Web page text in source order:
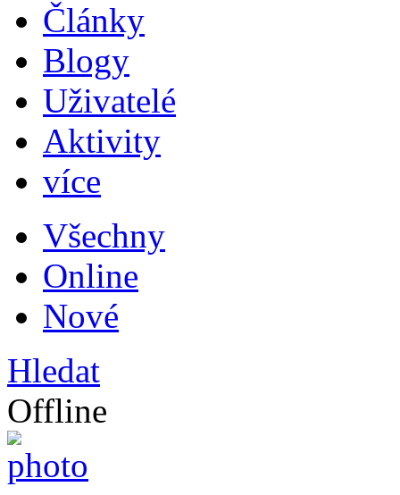
Články
Blogy
Uživatelé
Aktivity
více
Všechny
Online
Nové
Hledat
Offline